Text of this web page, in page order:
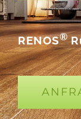
RENOS®